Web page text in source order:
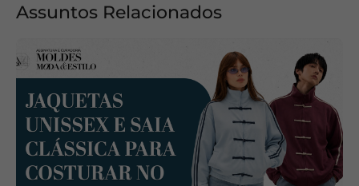
Assuntos Relacionados